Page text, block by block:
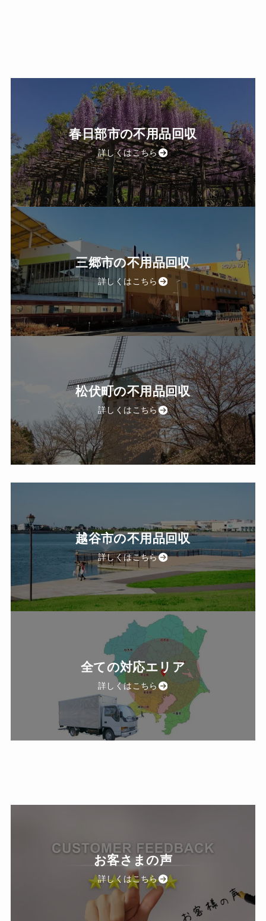
春日部市の不用品回収
詳しくはこちら
三郷市の不用品回収
詳しくはこちら
松伏町の不用品回収
詳しくはこちら
越谷市の不用品回収
詳しくはこちら
全ての対応エリア
詳しくはこちら
お客さまの声
詳しくはこちら